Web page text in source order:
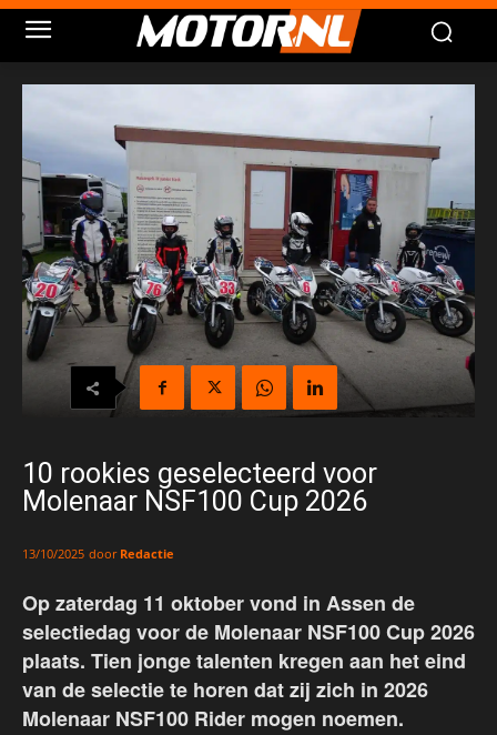
10 rookies geselecteerd voor
Molenaar NSF100 Cup 2026
13/10/2025 door Redactie
Op zaterdag 11 oktober vond in Assen de
selectiedag voor de Molenaar NSF100 Cup 2026
plaats. Tien jonge talenten kregen aan het eind
van de selectie te horen dat zij zich in 2026
Molenaar NSF100 Rider mogen noemen.